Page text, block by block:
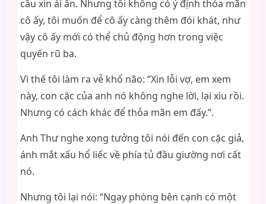
cầu xin ái ân. Nhưng tôi không có ý định thỏa mãn
cô ấy, tôi muốn để cô ấy càng thêm đói khát, như
vậy cô ấy mới có thể chủ động hơn trong việc
quyến rũ ba.
Vì thế tôi làm ra vẻ khổ não: “Xin lỗi vợ, em xem
này, con cặc của anh nó không nghe lời, lại xìu rồi.
Nhưng có cách khác để thỏa mãn em đấy.”.
Anh Thư nghe xong tưởng tôi nói đến con cặc giả,
ánh mắt xấu hổ liếc về phía tủ đầu giường nơi cất
nó.
Nhưng tôi lại nói: “Ngay phòng bên cạnh có một